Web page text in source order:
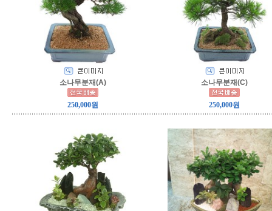
소나무분재(A)
250,000원
소나무분재(C)
250,000원